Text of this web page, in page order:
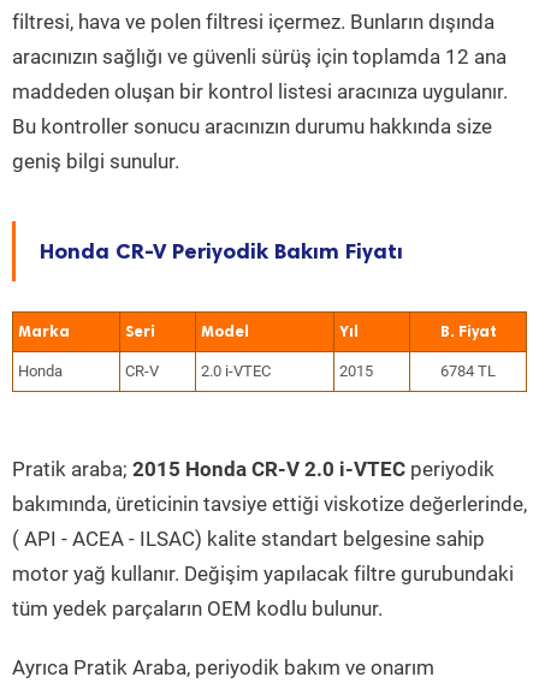
filtresi, hava ve polen filtresi içermez. Bunların dışında
aracınızın sağlığı ve güvenli sürüş için toplamda 12 ana
maddeden oluşan bir kontrol listesi aracınıza uygulanır.
Bu kontroller sonucu aracınızın durumu hakkında size
geniş bilgi sunulur.
Honda CR-V Periyodik Bakım Fiyatı
Marka Seri Model Yıl
Honda CR-V 2.0 i-VTEC 2015 6784 TL
Pratik araba; 2015 Honda CR-V 2.0 i-VTEC periyodik
bakımında, üreticinin tavsiye ettiği viskotize değerlerinde,
( API - ACEA - ILSAC) kalite standart belgesine sahip
motor yağ kullanır. Değişim yapılacak filtre gurubundaki
tüm yedek parçaların OEM kodlu bulunur.
Ayrıca Pratik Araba, periyodik bakım ve onarım